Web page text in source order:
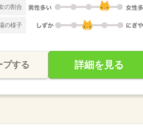
の割合
の様子
プする 詳細を見る